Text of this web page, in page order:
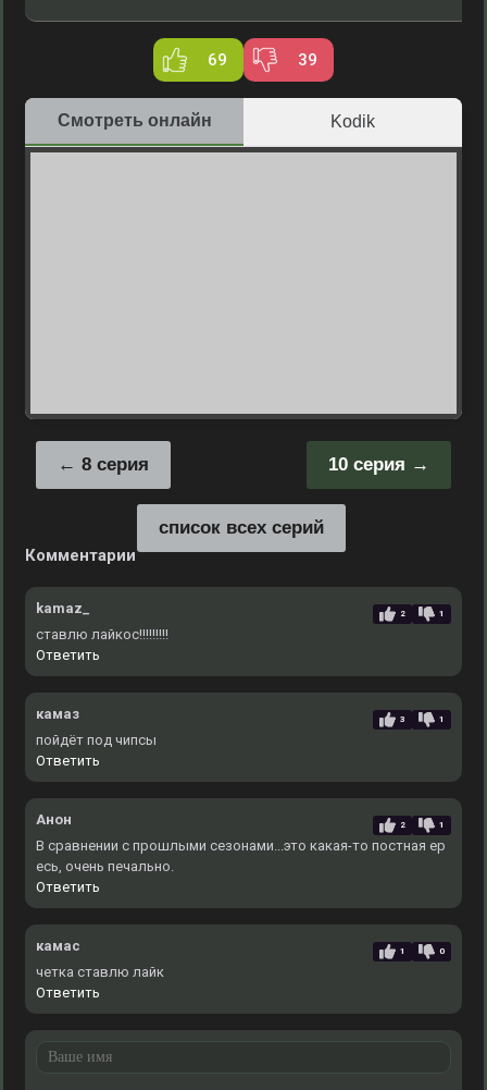
69 39
Смотреть онлайн Kodik
10 серия
8 серия
список всех серий
Комментарии
kamaz_ 2 1
ставлю лайкос!!!!!!!!!
Ответить
камаз 3 1
пойдёт под чипсы
Ответить
Анон 2 1
В сравнении с прошлыми сезонами...это какая-то постная ер
есь, очень печально.
Ответить
камас 1 0
четка ставлю лайк
Ответить